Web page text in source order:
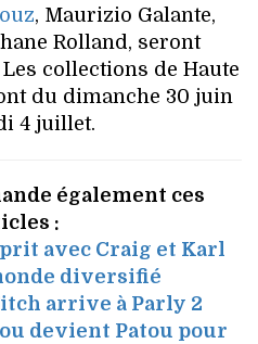
, Maurizio Galante,
Rolland, seront
collections de Haute
du dimanche 30 juin
4 juillet.
également ces
:
avec Craig et Karl
diversifié
arrive à Parly 2
devient Patou pour